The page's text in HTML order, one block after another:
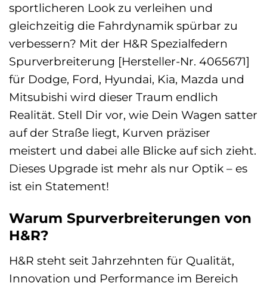
sportlicheren Look zu verleihen und
gleichzeitig die Fahrdynamik spürbar zu
verbessern? Mit der H&R Spezialfedern
Spurverbreiterung [Hersteller-Nr. 4065671]
für Dodge, Ford, Hyundai, Kia, Mazda und
Mitsubishi wird dieser Traum endlich
Realität. Stell Dir vor, wie Dein Wagen satter
auf der Straße liegt, Kurven präziser
meistert und dabei alle Blicke auf sich zieht.
Dieses Upgrade ist mehr als nur Optik – es
ist ein Statement!
Warum Spurverbreiterungen von
H&R?
H&R steht seit Jahrzehnten für Qualität,
Innovation und Performance im Bereich